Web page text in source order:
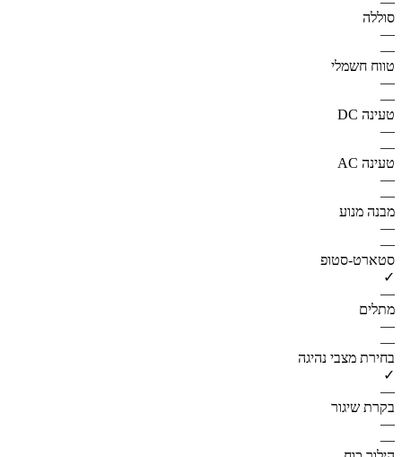
סוללה
—
—
טווח חשמלי
—
—
טעינה DC
—
—
טעינה AC
—
—
מבנה מנוע
—
—
סטארט-סטופ
✓
—
מתלים
—
—
בחירת מצבי נהיגה
✓
—
בקרת שיגור
—
—